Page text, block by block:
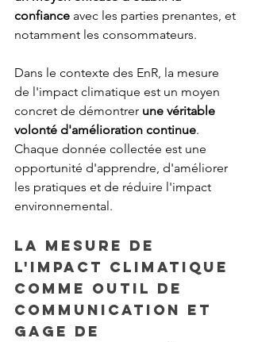
confiance avec les parties prenantes, et
notamment les consommateurs.
Dans le contexte des EnR, la mesure
de l'impact climatique est un moyen
concret de démontrer une véritable
volonté d'amélioration continue.
Chaque donnée collectée est une
opportunité d'apprendre, d'améliorer
les pratiques et de réduire l'impact
environnemental.
La mesure de
l'impact climatique
comme outil de
communication et
gage de